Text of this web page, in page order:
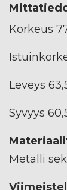
Korkeus
Leveys
Syvyys
Metalli